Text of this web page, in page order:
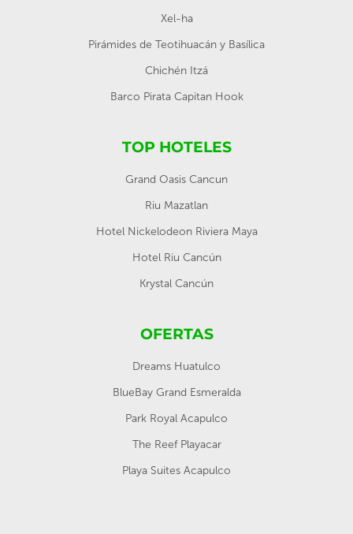
Xel-ha
Pirámides de Teotihuacán y Basílica
Chichén Itzá
Barco Pirata Capitan Hook
TOP HOTELES
Grand Oasis Cancun
Riu Mazatlan
Hotel Nickelodeon Riviera Maya
Hotel Riu Cancún
Krystal Cancún
OFERTAS
Dreams Huatulco
BlueBay Grand Esmeralda
Park Royal Acapulco
The Reef Playacar
Playa Suites Acapulco